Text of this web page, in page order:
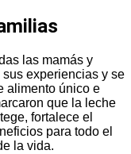
las mamás y
experiencias y se
alimento único e
que la leche
fortalece el
para todo el
la vida.